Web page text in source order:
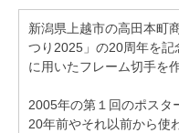
新潟県上越市の高田本町
つり2025」の20周年を
に用いたフレーム切手を
2005年の第１回のポスタ
20年前やそれ以前から使